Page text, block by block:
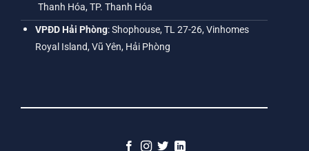
Thanh Hóa, TP. Thanh Hóa
VPĐD Hải Phòng: Shophouse, TL 27-26, Vinhomes
Royal Island, Vũ Yên, Hải Phòng